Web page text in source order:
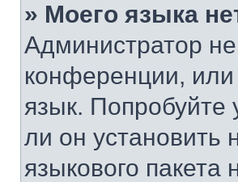
» Моего языка
Администратор
конференции,
язык. Попробуйте
ли он установить
языкового